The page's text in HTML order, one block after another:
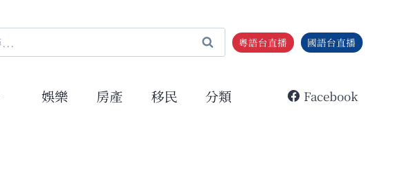
粵語台直播 國語台直播
娛樂 房產 移民 分類 Facebook